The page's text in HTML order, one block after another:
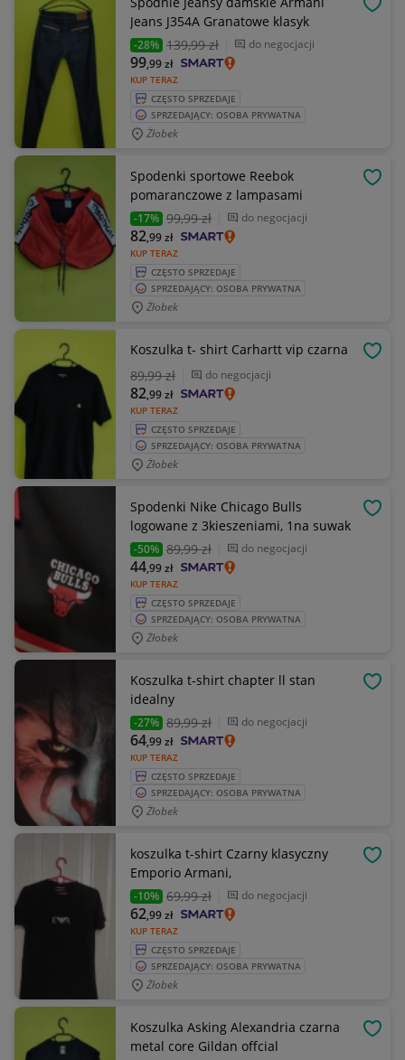
Jeans J354A Granatowe klasyk
-28% 139,99 zł do negocjacji
KUP TERAZ
99,99zł
CZĘSTO SPRZEDAJE
SPRZEDAJĄCY: OSOBA PRYWATNA
Żłobek
Spodenki sportowe Reebok
pomaranczowe z lampasami
-17% 99,99 zł do negocjacji
KUP TERAZ
82,99zł
CZĘSTO SPRZEDAJE
SPRZEDAJĄCY: OSOBA PRYWATNA
Żłobek
Koszulka t- shirt Carhartt vip czarna
89,99 zł do negocjacji
KUP TERAZ
82,99zł
CZĘSTO SPRZEDAJE
SPRZEDAJĄCY: OSOBA PRYWATNA
Żłobek
Spodenki Nike Chicago Bulls
logowane z 3kieszeniami, 1na suwak
-50% 89,99 zł do negocjacji
KUP TERAZ
44,99zł
CZĘSTO SPRZEDAJE
SPRZEDAJĄCY: OSOBA PRYWATNA
Żłobek
Koszulka t-shirt chapter ll stan
idealny
-27% 89,99 zł do negocjacji
KUP TERAZ
64,99zł
CZĘSTO SPRZEDAJE
SPRZEDAJĄCY: OSOBA PRYWATNA
Żłobek
koszulka t-shirt Czarny klasyczny
Emporio Armani,
-10% 69,99 zł do negocjacji
KUP TERAZ
62,99zł
CZĘSTO SPRZEDAJE
SPRZEDAJĄCY: OSOBA PRYWATNA
Żłobek
Koszulka Asking Alexandria czarna
metal core Gildan offcial